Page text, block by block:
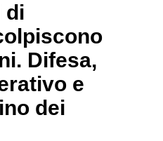
di
Difesa,
e
dei